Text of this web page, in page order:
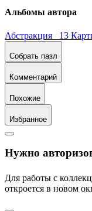
Альбомы автора
Абстракция 13
Собрать пазл
Комментарий
Похожие
Избранное
Нужно
Для работы с
откроется в новом